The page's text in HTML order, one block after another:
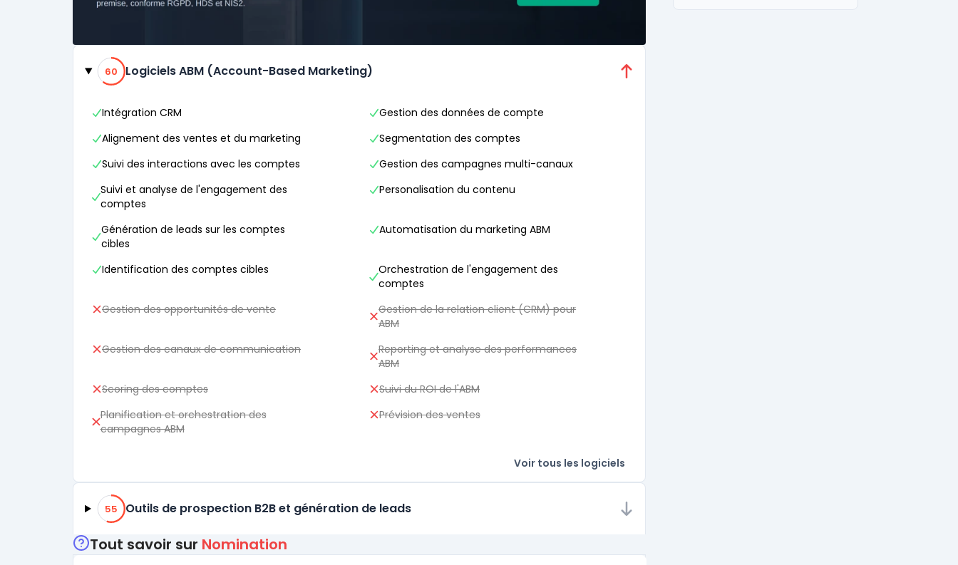
Catégories
60% de compatibilité
60 Logiciels ABM (Account-Based Marketing)
Intégration CRM
Gestion des données de compte
Alignement des ventes et du marketing
Segmentation des comptes
Suivi des interactions avec les comptes
Gestion des campagnes multi-canaux
Suivi et analyse de l'engagement des
comptes
Personalisation du contenu
Génération de leads sur les comptes
cibles
Automatisation du marketing ABM
Identification des comptes cibles
Orchestration de l'engagement des
comptes
Gestion des opportunités de vente
Gestion de la relation client (CRM) pour
ABM
Gestion des canaux de communication
Reporting et analyse des performances
ABM
Scoring des comptes
Suivi du ROI de l'ABM
Planification et orchestration des
campagnes ABM
Prévision des ventes
Voir tous les logiciels
55% de compatibilité
55 Outils de prospection B2B et génération de leads
Tout savoir sur Nomination